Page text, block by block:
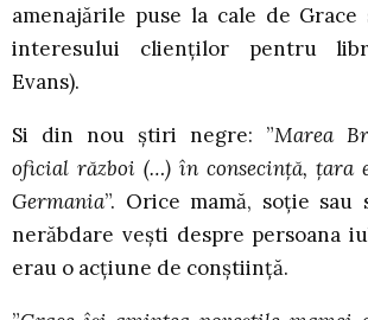
amenajările puse la cale de
interesului clienților pentru
Evans).
Si din nou știri negre: ”Marea
oficial război (…) în consecință, țara
Germania”. Orice mamă, soție sau
nerăbdare vești despre persoana
erau o acțiune de conștiință.